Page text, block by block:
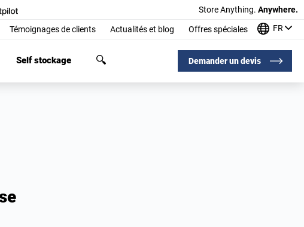
Store Anything. Anywhere.
Témoignages de clients Actualités et blog Offres spéciales FR
Self stockage Demander un devis